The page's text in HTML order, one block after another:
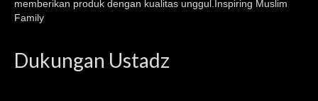
memberikan produk dengan kualitas unggul.Inspiring Muslim
Family
Dukungan Ustadz